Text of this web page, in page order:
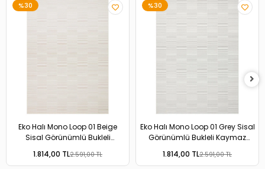
%30
Eko Halı Mono Loop 01 Beige
Sisal Görünümlü Bukleli
1.814,00 TL2.591,00 TL
%30
Eko Halı Mono Loop 01 Grey Sisal
Görünümlü Bukleli Kaymaz
1.814,00 TL2.591,00 TL